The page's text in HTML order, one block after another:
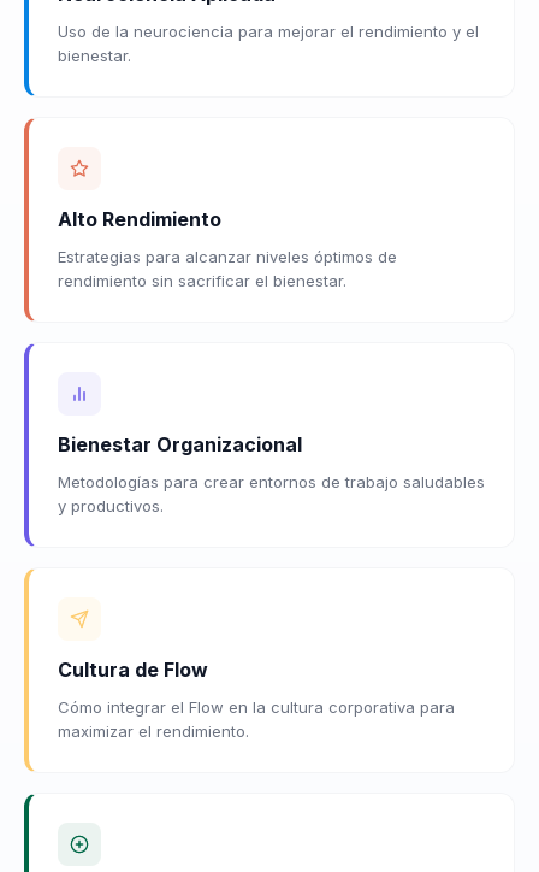
Uso de la neurociencia para mejorar el rendimiento y el
bienestar.
Alto Rendimiento
Estrategias para alcanzar niveles óptimos de
rendimiento sin sacrificar el bienestar.
Bienestar Organizacional
Metodologías para crear entornos de trabajo saludables
y productivos.
Cultura de Flow
Cómo integrar el Flow en la cultura corporativa para
maximizar el rendimiento.